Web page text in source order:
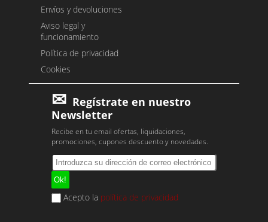
Envíos y devoluciones
Aviso legal y
funcionamiento
Política de privacidad
Cookies
Regístrate en nuestro
Newsletter
Recibe en tu email ofertas, liquidaciones,
promociones, cupones descuento y novedades.
Acepto la política de privacidad